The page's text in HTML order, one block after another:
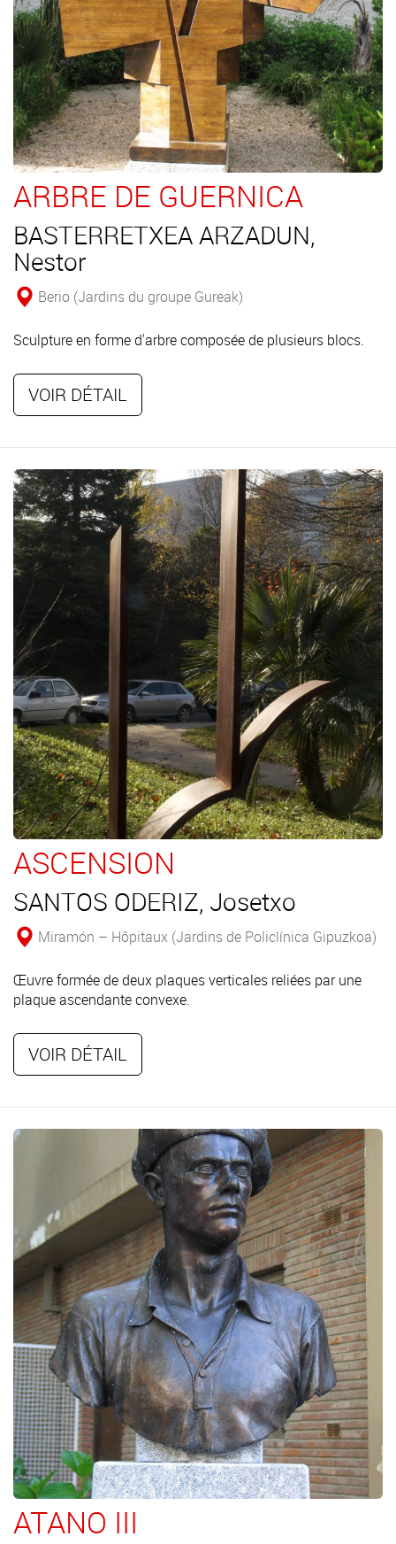
ARBRE DE GUERNICA
BASTERRETXEA ARZADUN,
Nestor
Berio (Jardins du groupe Gureak)
Sculpture en forme d'arbre composée de plusieurs blocs.
VOIR DÉTAIL
ASCENSION
SANTOS ODERIZ, Josetxo
Miramón – Hôpitaux (Jardins de Policlínica Gipuzkoa)
Œuvre formée de deux plaques verticales reliées par une
plaque ascendante convexe.
VOIR DÉTAIL
ATANO III